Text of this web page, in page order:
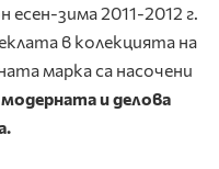
есен-зима 2011-2012 г.
в колекцията на
марка са насочени
модерната и делова